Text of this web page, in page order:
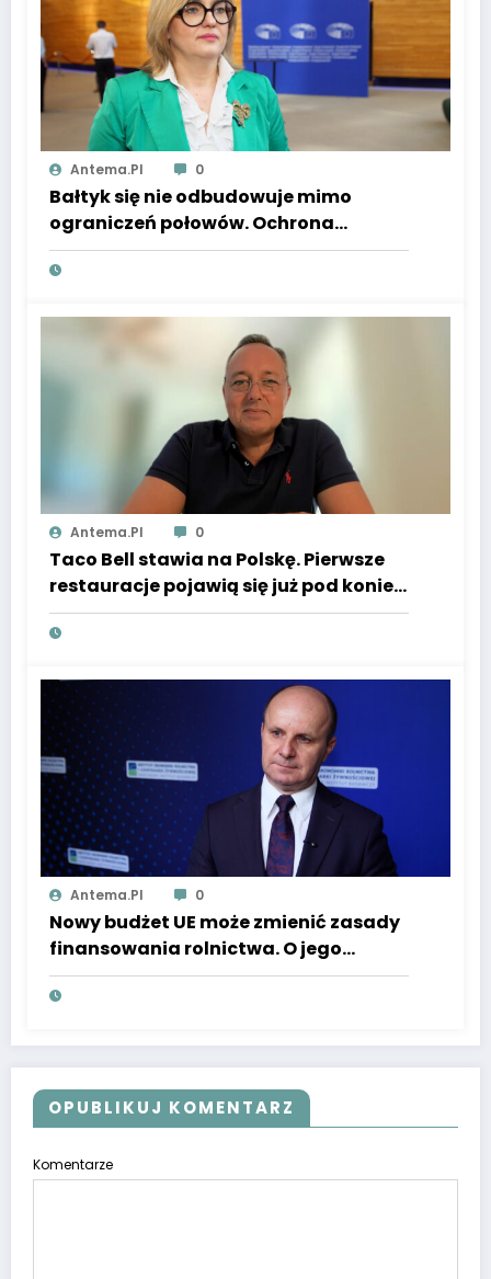
Antema.pl 0
Bałtyk się nie odbudowuje mimo
ograniczeń połowów. Ochrona
ekosystemu powinna iść w parze ze
wsparciem dla rybaków
Antema.pl 0
Taco Bell stawia na Polskę. Pierwsze
restauracje pojawią się już pod koniec
roku
Antema.pl 0
Nowy budżet UE może zmienić zasady
finansowania rolnictwa. O jego
skuteczności zdecyduje nie tylko pula
środków, ale i priorytety
OPUBLIKUJ KOMENTARZ
Komentarze